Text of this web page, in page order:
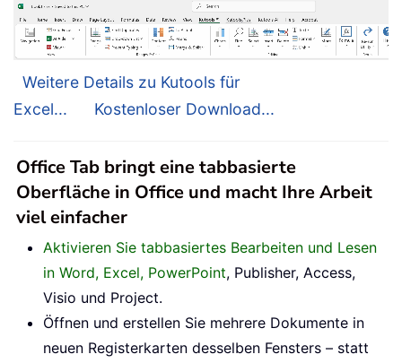
Weitere Details zu Kutools für
Excel...
Kostenloser Download...
Office Tab bringt eine tabbasierte
Oberfläche in Office und macht Ihre Arbeit
viel einfacher
Aktivieren Sie tabbasiertes Bearbeiten und Lesen
in Word, Excel, PowerPoint, Publisher, Access,
Visio und Project.
Öffnen und erstellen Sie mehrere Dokumente in
neuen Registerkarten desselben Fensters – statt